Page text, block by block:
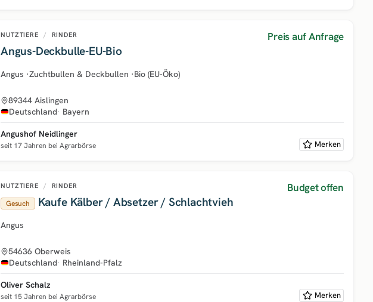
NUTZTIERE / RINDER
Angus-Deckbulle-EU-Bio
Preis auf Anfrage
Angus ·Zuchtbullen & Deckbullen ·Bio (EU-Öko)
89344 Aislingen
Deutschland Bayern
Angushof Neidlinger
seit 17 Jahren bei Agrarbörse Merken
NUTZTIERE / RINDER
Gesuch Kaufe Kälber / Absetzer / Schlachtvieh
Budget offen
Angus
54636 Oberweis
Deutschland Rheinland-Pfalz
Oliver Schalz
seit 15 Jahren bei Agrarbörse Merken